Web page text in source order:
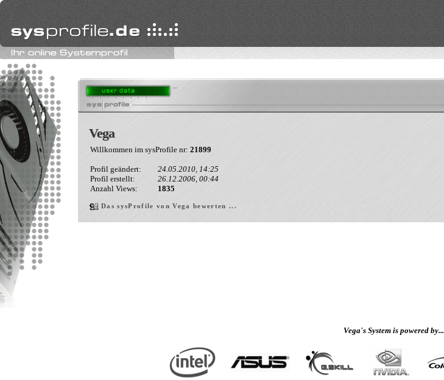
Vega
Vega
Willkommen im sysProfile nr: 21899
Profil geändert:
24.05.2010, 14:25
Profil erstellt:
26.12.2006, 00:44
Anzahl Views:
1835
Das sysProfile von Vega bewerten ...
Vega's System is powered by...